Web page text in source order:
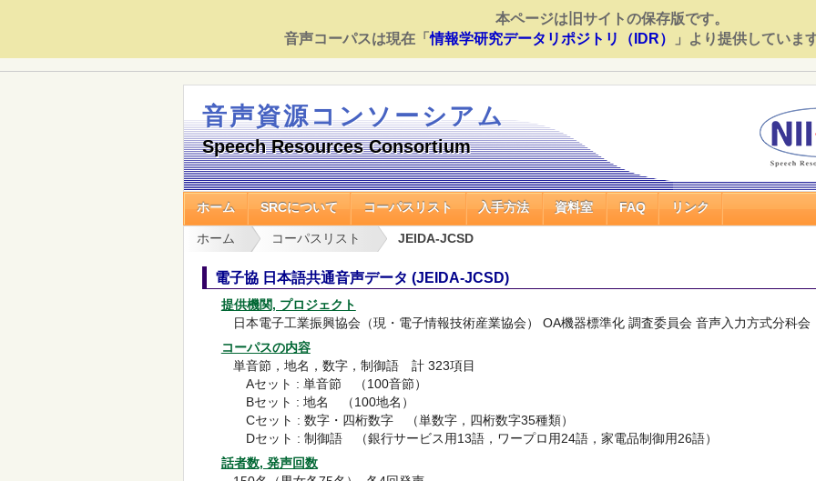
本ページは旧サイトの保存版です。
音声コーパスは現在「情報学研究データリポジトリ（IDR） 」より提供しています
音声資源コンソーシアム
Speech Resources Consortium
ホーム SRCについて コーパスリスト 入手方法 資料室 FAQ リンク
ホーム コーパスリスト JEIDA-JCSD
電子協 日本語共通音声データ (JEIDA-JCSD)
提供機関, プロジェクト
日本電子工業振興協会（現・電子情報技術産業協会） OA機器標準化 調査委員会 音声入力方式分科会
コーパスの内容
単音節，地名，数字，制御語 計 323項目
Aセット : 単音節 （100音節）
Bセット : 地名 （100地名）
Cセット : 数字・四桁数字 （単数字，四桁数字35種類）
Dセット : 制御語 （銀行サービス用13語，ワープロ用24語，家電品制御用26語）
話者数, 発声回数